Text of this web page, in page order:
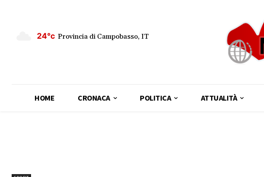
24°c Provincia di Campobasso, IT
HOME CRONACA POLITICA ATTUALITÀ